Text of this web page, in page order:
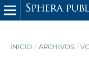
INICIO / ARCHIVOS /